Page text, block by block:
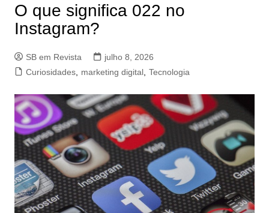
O que significa 022 no
Instagram?
SB em Revista
julho 8, 2026
Curiosidades, marketing digital, Tecnologia